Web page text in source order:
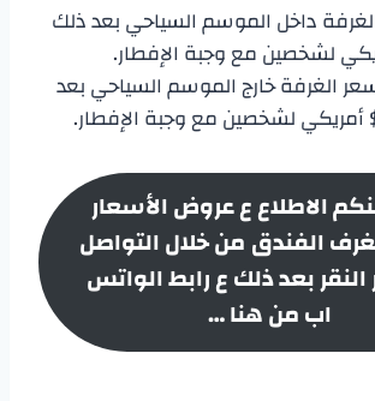
داخل الموسم السياحي بعد ذلك
سعر الغرفة خارج الموسم السياحي بعد
الاطلاع ع عروض الأسعار
الفندق من خلال التواصل
النقر بعد ذلك ع رابط الواتس
اب من هنا …